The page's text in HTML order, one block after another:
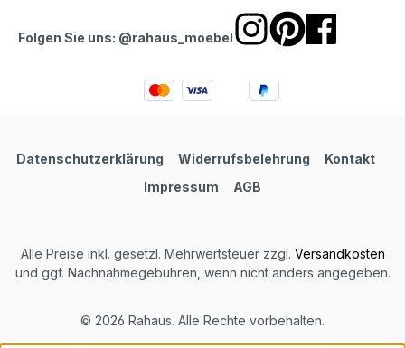
Folgen Sie uns: @rahaus_moebel
Datenschutzerklärung Widerrufsbelehrung
Kontakt
Impressum
AGB
Alle Preise inkl. gesetzl. Mehrwertsteuer zzgl. Versandkosten
und ggf. Nachnahmegebühren, wenn nicht anders angegeben.
© 2026 Rahaus. Alle Rechte vorbehalten.